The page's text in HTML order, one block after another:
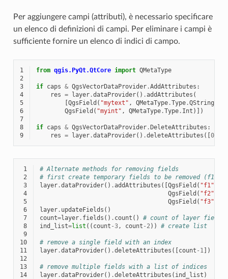
Per aggiungere campi (attributi), è necessario specificare
un elenco di definizioni di campi. Per eliminare i campi è
sufficiente fornire un elenco di indici di campo.
1 from qgis.PyQt.QtCore import QMetaType
2
3
if caps & QgsVectorDataProvider.AddAttributes :
4
res = layer.dataProvider() .addAttributes (
5
[QgsField ( "mytext" , QMetaType.Type.QString
6
QgsField ( "myint" , QMetaType.Type. Int )])
7
8
if caps & QgsVectorDataProvider.DeleteAttributes :
9
res = layer.dataProvider() .deleteAttributes ([0])
1
# Alternate methods for removing fields
2
# first create temporary fields to be removed (f1-3)
3
layer.dataProvider() .addAttributes ([QgsField ( "f1"
4
QgsField ( "f2"
5
QgsField ( "f3"
6
layer. updateFields ()
7
count=layer. fields () . count ()
# count of layer fields
8
ind_list=list (( count -3, count - 2))
# create list
9
10
# remove a single field with an index
11
layer.dataProvider() .deleteAttributes ([count - 1])
12
13
# remove multiple fields with a list of indices
14
layer.dataProvider() .deleteAttributes ( ind_list )